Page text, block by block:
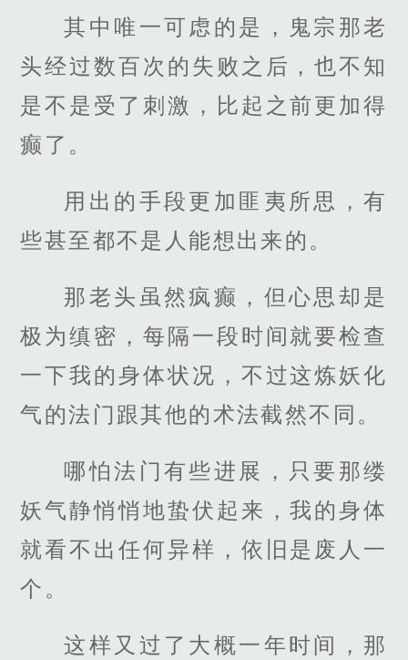
其中唯一可虑的是，鬼宗那老
头经过数百次的失败之后，也不知
是不是受了刺激，比起之前更加得
癫了。
用出的手段更加匪夷所思，有
些甚至都不是人能想出来的。
那老头虽然疯癫，但心思却是
极为缜密，每隔一段时间就要检查
一下我的身体状况，不过这炼妖化
气的法门跟其他的术法截然不同。
哪怕法门有些进展，只要那缕
妖气静悄悄地蛰伏起来，我的身体
就看不出任何异样，依旧是废人一
个。
这样又过了大概一年时间，那